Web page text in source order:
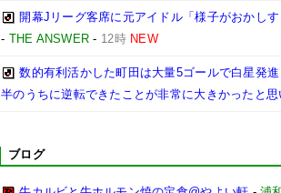
開幕Jリーグ客席に元アイドル「様子がおかし
- THE ANSWER - 12時 NEW
数的有利活かした町田は大量5ゴールで白星発
半のうちに逆転できたことが非常に大きかったと
ブログ